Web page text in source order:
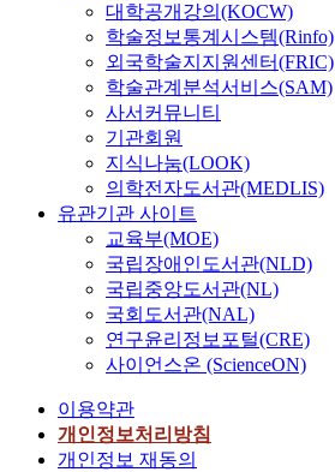
대학공개강의(KOCW)
학술정보통계시스템(Rinfo)
외국학술지지원센터(FRIC)
학술관계분석서비스(SAM)
사서커뮤니티
기관회원
지식나눔(LOOK)
의학전자도서관(MEDLIS)
유관기관 사이트
교육부(MOE)
국립장애인도서관(NLD)
국립중앙도서관(NL)
국회도서관(NAL)
연구윤리정보포털(CRE)
사이언스온 (ScienceON)
이용약관
개인정보처리방침
개인정보 재동의